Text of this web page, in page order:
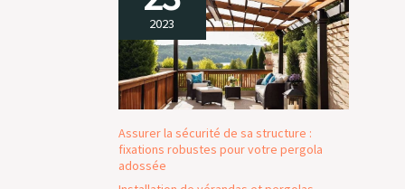
2023
Assurer la sécurité de sa structure :
fixations robustes pour votre pergola
adossée